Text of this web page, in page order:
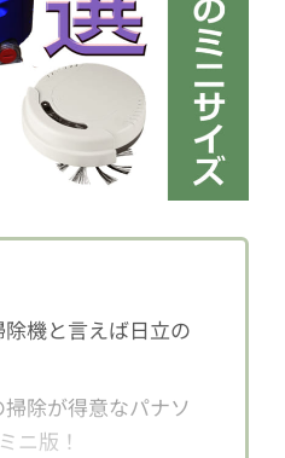
機と言えば日立の
除が得意なパナソ
ニ版！